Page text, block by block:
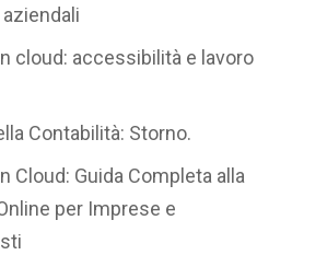
cloud: accessibilità e lavoro
Contabilità: Storno.
Cloud: Guida Completa alla
per Imprese e